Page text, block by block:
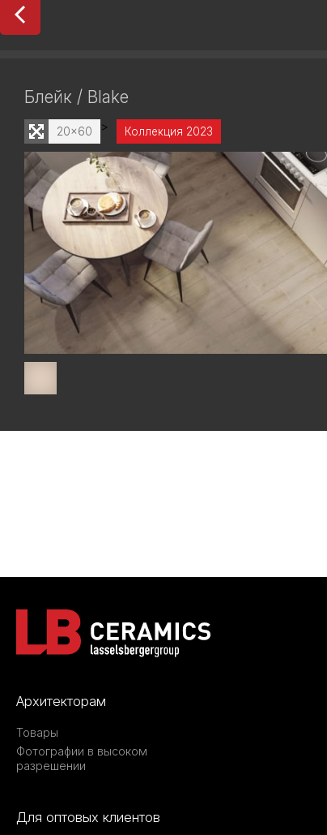
Блейк / Blake
>
20x60 Коллекция 2023
Архитекторам
Товары
Фотографии в высоком
разрешении
Для оптовых клиентов